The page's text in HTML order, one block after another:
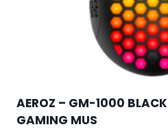
AEROZ – GM-1000
GAMING MUS